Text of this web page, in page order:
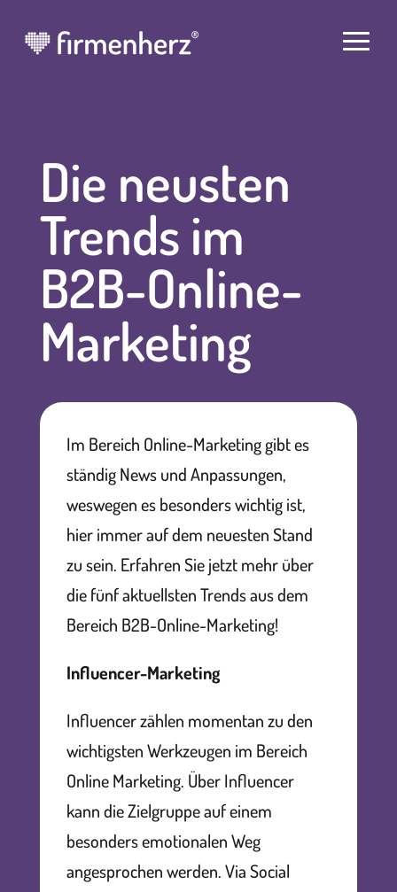
Die neusten
Trends im
B2B-Online-
Marketing
Im Bereich Online-Marketing gibt es
ständig News und Anpassungen,
weswegen es besonders wichtig ist,
hier immer auf dem neuesten Stand
zu sein. Erfahren Sie jetzt mehr über
die fünf aktuellsten Trends aus dem
Bereich B2B-Online-Marketing!
Influencer-Marketing
Influencer zählen momentan zu den
wichtigsten Werkzeugen im Bereich
Online Marketing. Über Influencer
kann die Zielgruppe auf einem
besonders emotionalen Weg
angesprochen werden. Via Social